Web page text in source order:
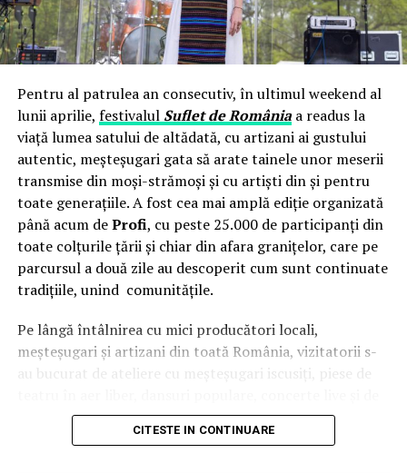
URMATORUL
Simona Halep explica modul in care Andrei Pavel a scos-
o dintr-o situatie delicata – Comisarul de Prahova
NU RATATI
Adversara posibila a Simonei Halep de la Stuttgart face
o declaratie neasteptata – Comisarul de Prahova
Pentru al patrulea an consecutiv, în ultimul weekend al
lunii aprilie, festivalul Suflet de Româniaa readus la
viață lumea satului de altădată, cu artizani ai gustului
autentic, meșteșugari gata să arate tainele unor meserii
transmise din moși-strămoși și cu artiști din și pentru
toate generațiile. A fost cea mai amplă ediție organizată
până acum deProfi, cu peste 25.000 de participanți din
toate colțurile țării și chiar din afara granițelor, care pe
parcursul a două zile au descoperit cum sunt continuate
tradițiile, unind comunitățile.
Pe lângă întâlnirea cu mici producători locali,
meșteșugari și artizani din toată România, vizitatorii s-
au bucurat de ateliere cu meșteșugari iscusiți, piese de
o intervenție surpriză aGrupului Vocal SONG. Pe scena
celei de-a patra ediții a festivaluluiSuflet de România
CITESTE IN CONTINUARE